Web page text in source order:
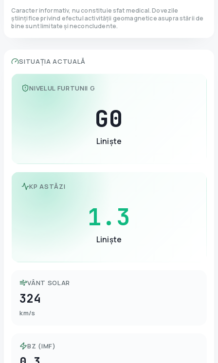
Caracter informativ, nu constituie sfat medical. Dovezile
științifice privind efectul activității geomagnetice asupra stării de
bine sunt limitate și neconcludente.
SITUAȚIA ACTUALĂ
NIVELUL FURTUNII G
G0
Liniște
KP ASTĂZI
1.3
Liniște
VÂNT SOLAR
324
km/s
BZ (IMF)